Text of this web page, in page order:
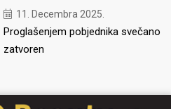
11. Decembra 2025.
Proglašenjem pobjednika svečano
zatvoren